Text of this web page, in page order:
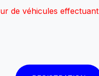
de véhicules effectuant